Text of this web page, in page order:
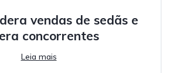
vendas de sedãs e
concorrentes
Leia mais